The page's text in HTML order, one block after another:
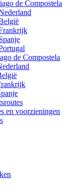
de Compostela
de Compostela
en voorzieningen